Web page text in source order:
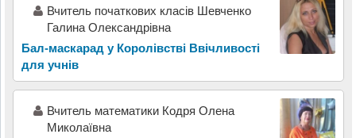
Вчитель початкових класів Шевченко
Галина Олександрівна
Бал-маскарад у Королівстві Ввічливості
для учнів
Вчитель математики Кодря Олена
Миколаївна